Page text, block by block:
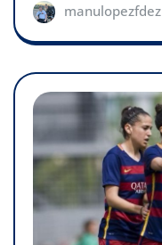
manulopezfdez